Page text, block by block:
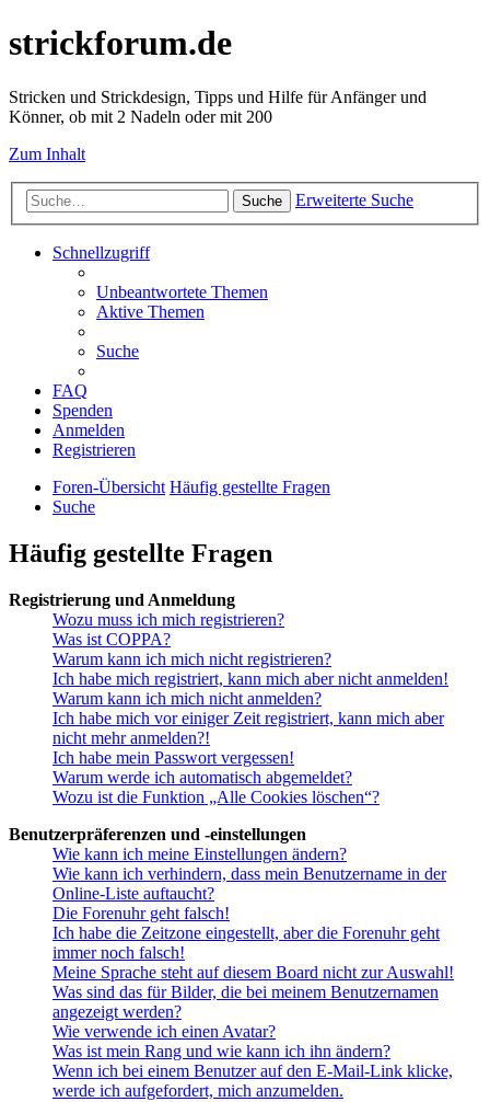
strickforum.de
Stricken und Strickdesign, Tipps und Hilfe für Anfänger und
Könner, ob mit 2 Nadeln oder mit 200
Zum Inhalt
Suche Erweiterte Suche
Schnellzugriff
Unbeantwortete Themen
Aktive Themen
Suche
FAQ
Spenden
Anmelden
Registrieren
Foren-Übersicht Häufig gestellte Fragen
Suche
Häufig gestellte Fragen
Registrierung und Anmeldung
Wozu muss ich mich registrieren?
Was ist COPPA?
Warum kann ich mich nicht registrieren?
Ich habe mich registriert, kann mich aber nicht anmelden!
Warum kann ich mich nicht anmelden?
Ich habe mich vor einiger Zeit registriert, kann mich aber
nicht mehr anmelden?!
Ich habe mein Passwort vergessen!
Warum werde ich automatisch abgemeldet?
Wozu ist die Funktion „Alle Cookies löschen“?
Benutzerpräferenzen und -einstellungen
Wie kann ich meine Einstellungen ändern?
Wie kann ich verhindern, dass mein Benutzername in der
Online-Liste auftaucht?
Die Forenuhr geht falsch!
Ich habe die Zeitzone eingestellt, aber die Forenuhr geht
immer noch falsch!
Meine Sprache steht auf diesem Board nicht zur Auswahl!
Was sind das für Bilder, die bei meinem Benutzernamen
angezeigt werden?
Wie verwende ich einen Avatar?
Was ist mein Rang und wie kann ich ihn ändern?
Wenn ich bei einem Benutzer auf den E-Mail-Link klicke,
werde ich aufgefordert, mich anzumelden.